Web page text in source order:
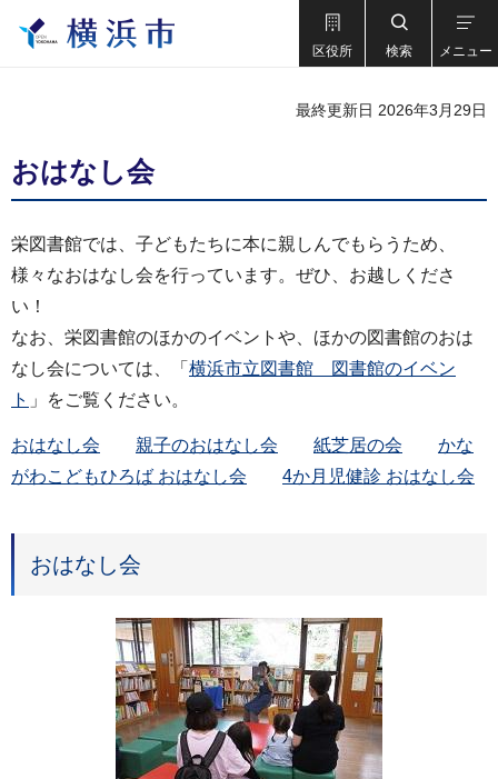
区役所 検索 メニュー
最終更新日 2026年3月29日
おはなし会
栄図書館では、子どもたちに本に親しんでもらうため、
様々なおはなし会を行っています。ぜひ、お越しくださ
い！
なお、栄図書館のほかのイベントや、ほかの図書館のおは
なし会については、「 横浜市立図書館 図書館のイベン
ト 」をご覧ください。
おはなし会 親子のおはなし会 紙芝居の会
かな
がわこどもひろば おはなし会
4か月児健診 おはなし会
おはなし会